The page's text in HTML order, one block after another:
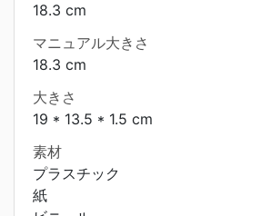
18.3 cm
マニュアル大きさ
18.3 cm
大きさ
19 * 13.5 * 1.5 cm
素材
プラスチック
紙